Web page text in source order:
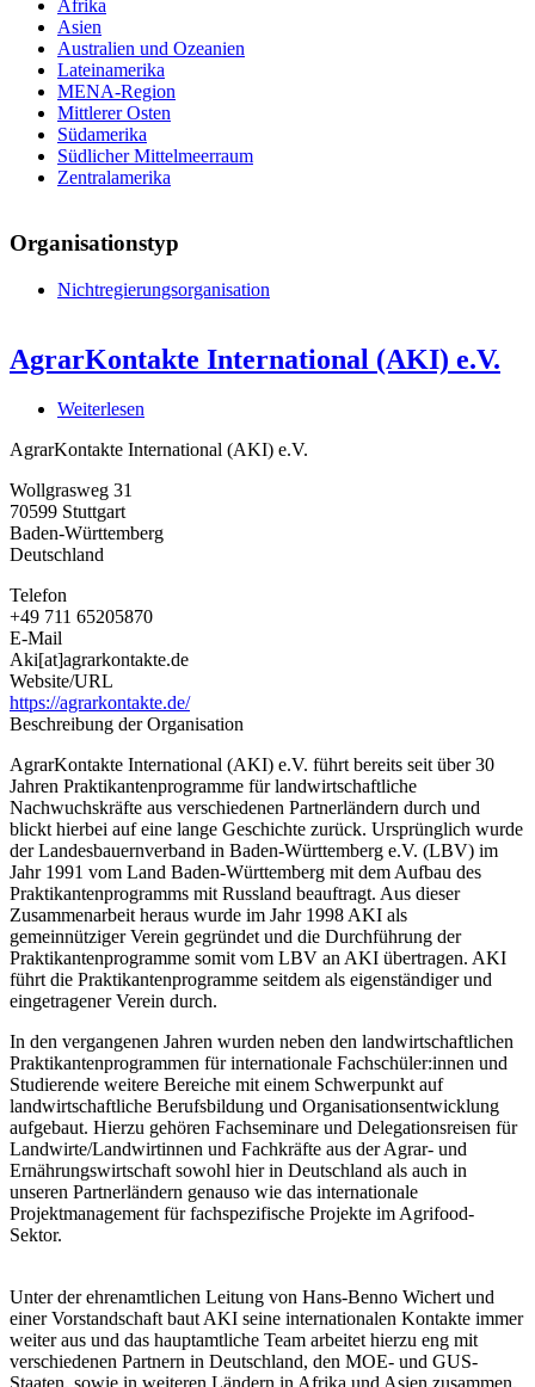
Afrika
Asien
Australien und Ozeanien
Lateinamerika
MENA-Region
Mittlerer Osten
Südamerika
Südlicher Mittelmeerraum
Zentralamerika
Organisationstyp
Nichtregierungsorganisation
AgrarKontakte International (AKI) e.V.
Weiterlesen
International
AgrarKontakte International (AKI) e.V.
Wollgrasweg 31
70599 Stuttgart
Baden-Württemberg
Deutschland
Telefon
+49 711 65205870
E-Mail
Aki[at]agrarkontakte.de
Website/URL
https://agrarkontakte.de/
Beschreibung der Organisation
AgrarKontakte International (AKI) e.V. führt bereits seit über 30
Jahren Praktikantenprogramme für landwirtschaftliche
Nachwuchskräfte aus verschiedenen Partnerländern durch und
blickt hierbei auf eine lange Geschichte zurück. Ursprünglich wurde
der Landesbauernverband in Baden-Württemberg e.V. (LBV) im
Jahr 1991 vom Land Baden-Württemberg mit dem Aufbau des
Praktikantenprogramms mit Russland beauftragt. Aus dieser
Zusammenarbeit heraus wurde im Jahr 1998 AKI als
gemeinnütziger Verein gegründet und die Durchführung der
Praktikantenprogramme somit vom LBV an AKI übertragen. AKI
führt die Praktikantenprogramme seitdem als eigenständiger und
eingetragener Verein durch.
In den vergangenen Jahren wurden neben den landwirtschaftlichen
Praktikantenprogrammen für internationale Fachschüler:innen und
Studierende weitere Bereiche mit einem Schwerpunkt auf
landwirtschaftliche Berufsbildung und Organisationsentwicklung
aufgebaut. Hierzu gehören Fachseminare und Delegationsreisen für
Landwirte/Landwirtinnen und Fachkräfte aus der Agrar- und
Ernährungswirtschaft sowohl hier in Deutschland als auch in
unseren Partnerländern genauso wie das internationale
Projektmanagement für fachspezifische Projekte im Agrifood-
Sektor.
Unter der ehrenamtlichen Leitung von Hans-Benno Wichert und
einer Vorstandschaft baut AKI seine internationalen Kontakte immer
weiter aus und das hauptamtliche Team arbeitet hierzu eng mit
verschiedenen Partnern in Deutschland, den MOE- und GUS-